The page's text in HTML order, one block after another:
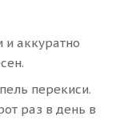
и аккуратно
перекиси.
раз в день в